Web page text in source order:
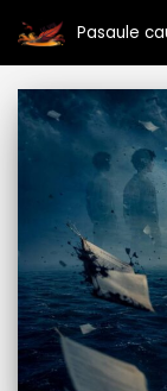
Skip
to
content
Pasaule